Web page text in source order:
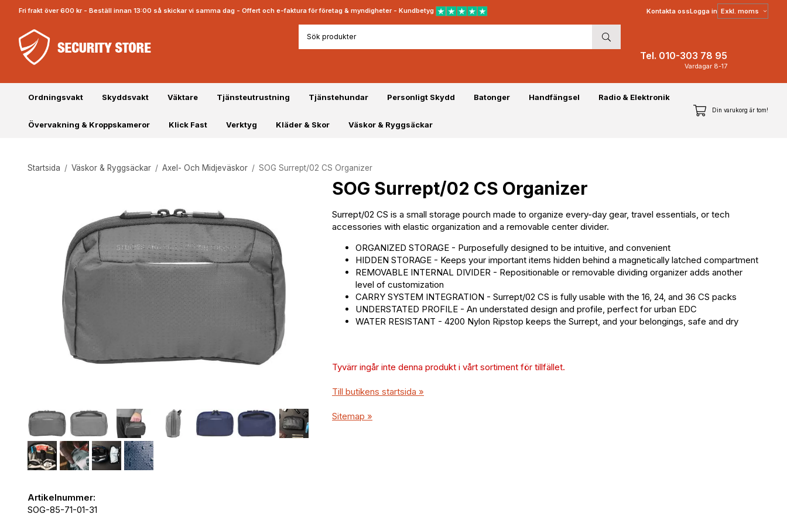
Fri frakt över 600 kr - Beställ innan 13:00 så skickar vi samma dag - Offert och e-faktura för företag & myndigheter - Kundbetyg Kontakta ossLogga in Välj
moms
Tel. 010-303 78 95
Vardagar 8-17
Ordningsvakt Skyddsvakt Väktare Tjänsteutrustning Tjänstehundar Personligt Skydd Batonger Handfängsel Radio & Elektronik
Övervakning & Kroppskameror Klick Fast Verktyg Kläder & Skor Väskor & Ryggsäckar
Din varukorg är tom!
Startsida / Väskor & Ryggsäckar / Axel- Och Midjeväskor / SOG Surrept/02 CS Organizer
SOG Surrept/02 CS Organizer
Surrept/02 CS is a small storage pourch made to organize every-day gear, travel essentials, or tech
accessories with elastic organization and a removable center divider.
ORGANIZED STORAGE - Purposefully designed to be intuitive, and convenient
HIDDEN STORAGE - Keeps your important items hidden behind a magnetically latched compartment
REMOVABLE INTERNAL DIVIDER - Repositionable or removable dividing organizer adds another
level of customization
CARRY SYSTEM INTEGRATION - Surrept/02 CS is fully usable with the 16, 24, and 36 CS packs
UNDERSTATED PROFILE - An understated design and profile, perfect for urban EDC
WATER RESISTANT - 4200 Nylon Ripstop keeps the Surrept, and your belongings, safe and dry
Tyvärr ingår inte denna produkt i vårt sortiment för tillfället.
Till butikens startsida »
Sitemap »
Artikelnummer:
SOG-85-71-01-31